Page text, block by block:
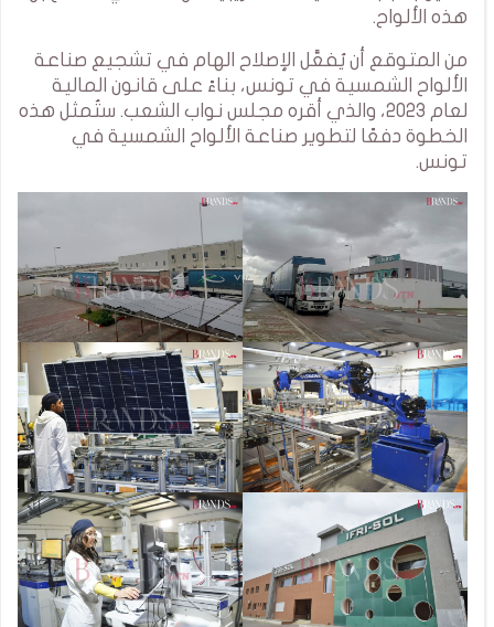
هذه الألواح.
من المتوقع أن يُفعَّل الإصلاح الهام في تشجيع صناعة
الألواح الشمسية في تونس، بناءً على قانون المالية
لعام 2023، والذي أقره مجلس نواب الشعب. ستُمثل هذه
الخطوة دفعًا لتطوير صناعة الألواح الشمسية في
تونس.